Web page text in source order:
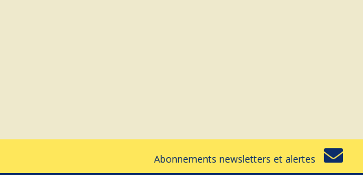
Abonnements newsletters et alertes